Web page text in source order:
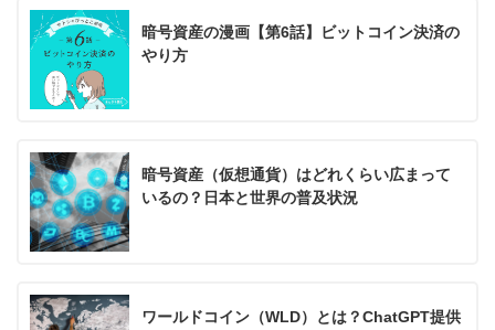
暗号資産の漫画【第6話】ビットコイン決済の
やり方
暗号資産（仮想通貨）はどれくらい広まって
いるの？日本と世界の普及状況
ワールドコイン（WLD）とは？ChatGPT提供